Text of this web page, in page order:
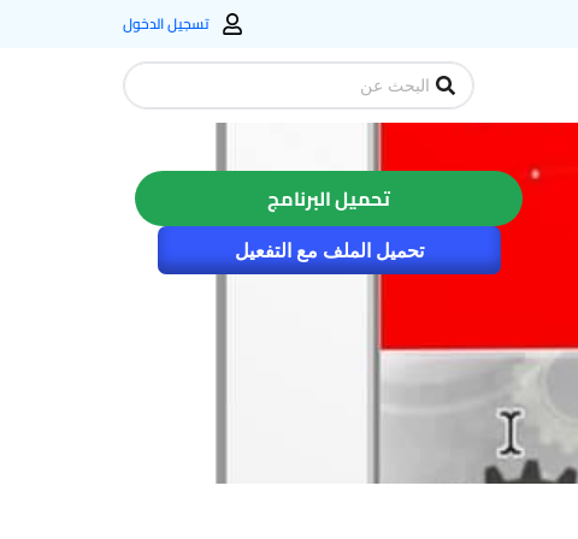
تسجيل الدخول
Search
...
تحميل البرنامج
تحميل الملف مع التفعيل